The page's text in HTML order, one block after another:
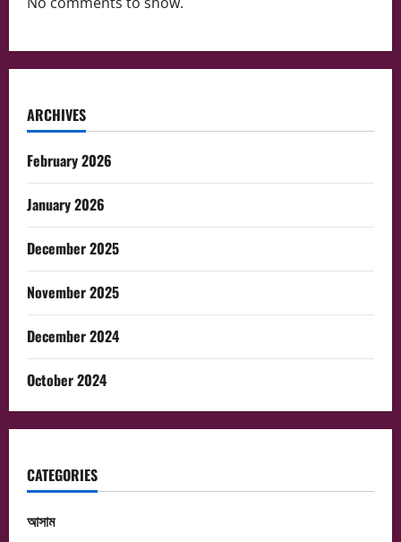
ARCHIVES
February 2026
January 2026
December 2025
November 2025
December 2024
October 2024
CATEGORIES
আসাম